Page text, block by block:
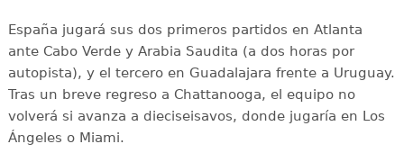
España jugará sus dos primeros partidos en Atlanta
ante Cabo Verde y Arabia Saudita (a dos horas por
autopista), y el tercero en Guadalajara frente a Uruguay.
Tras un breve regreso a Chattanooga, el equipo no
volverá si avanza a dieciseisavos, donde jugaría en Los
Ángeles o Miami.